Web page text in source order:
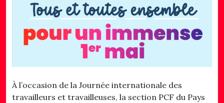
À l’occasion de la Journée internationale des
travailleurs et travailleuses, la section PCF du Pays